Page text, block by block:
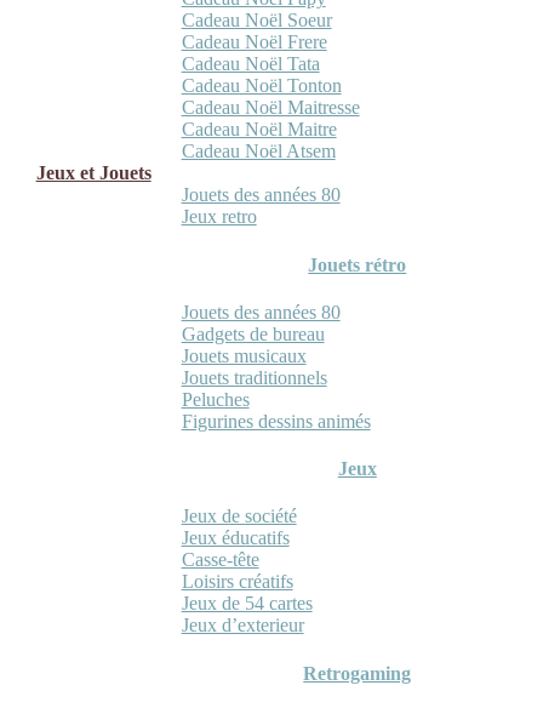
Cadeau Noël Soeur
Cadeau Noël Frere
Cadeau Noël Tata
Cadeau Noël Tonton
Cadeau Noël Maitresse
Cadeau Noël Maitre
Cadeau Noël Atsem
Jeux et Jouets
Jouets des années 80
Jeux retro
Jouets rétro
Jouets des années 80
Gadgets de bureau
Jouets musicaux
Jouets traditionnels
Peluches
Figurines dessins animés
Jeux
Jeux de société
Jeux éducatifs
Casse-tête
Loisirs créatifs
Jeux de 54 cartes
Jeux d’exterieur
Retrogaming